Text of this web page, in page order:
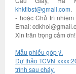
khktibst@gmail.com.
- hoặc Chủ trì
Emai:
Xin trân trọng cảm ơn!
Mẫu phiếu góp ý.
Dự thảo TCVN
trình sau cháy.